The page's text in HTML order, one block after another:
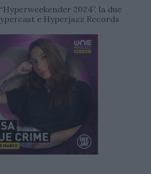
2024”, la due
e Hyperjazz Records